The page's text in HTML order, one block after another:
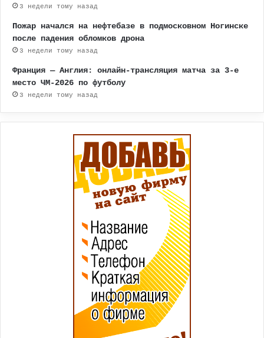
3 недели тому назад
Пожар начался на нефтебазе в подмосковном Ногинске
после падения обломков дрона
3 недели тому назад
Франция — Англия: онлайн-трансляция матча за 3-е
место ЧМ-2026 по футболу
3 недели тому назад